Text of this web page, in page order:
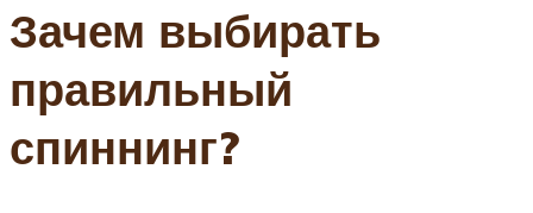
Зачем выбирать
правильный
спиннинг?